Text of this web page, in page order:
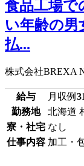
食品工場で
い年齢の男
払...
株式会社BREXA
給与 月収例
勤務地
北海道
寮・社宅 なし
仕事内容 加工・